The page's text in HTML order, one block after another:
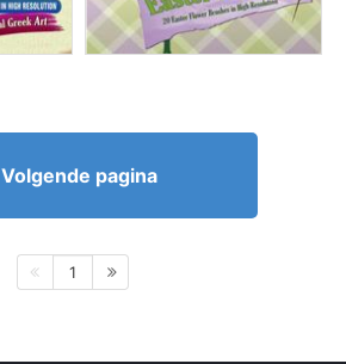
Volgende pagina
1